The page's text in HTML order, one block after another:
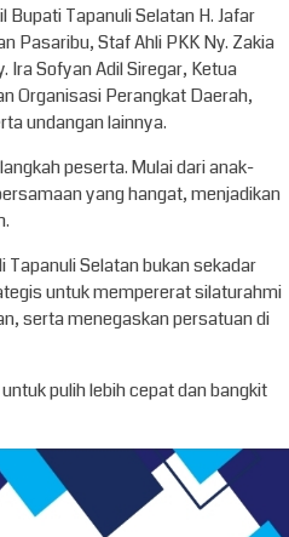
Tapanuli Selatan H. Jafar
Pasaribu, Staf Ahli PKK Ny. Zakia
Ira Sofyan Adil Siregar, Ketua
Organisasi Perangkat Daerah,
undangan lainnya.
peserta. Mulai dari anak-
yang hangat, menjadikan
Tapanuli Selatan bukan sekadar
untuk mempererat silaturahmi
serta menegaskan persatuan di
pulih lebih cepat dan bangkit